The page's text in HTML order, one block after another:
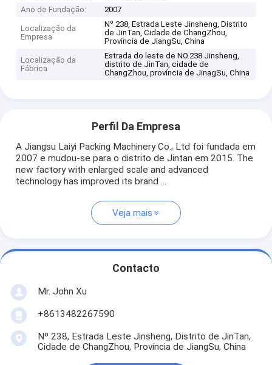
Ano de Fundação:
2007
Localização da
Empresa
Nº 238, Estrada Leste Jinsheng, Distrito
de JinTan, Cidade de ChangZhou,
Província de JiangSu, China
Localização da
Fábrica
Estrada do leste de NO.238 Jinsheng,
distrito de JinTan, cidade de
ChangZhou, província de JinagSu, China
Perfil Da Empresa
A Jiangsu Laiyi Packing Machinery Co., Ltd foi fundada em
2007 e mudou-se para o distrito de Jintan em 2015. The
new factory with enlarged scale and advanced
technology has improved its brand ...
Veja mais
Contacto
Mr. John Xu
+8613482267590
Nº 238, Estrada Leste Jinsheng, Distrito de JinTan,
Cidade de ChangZhou, Província de JiangSu, China